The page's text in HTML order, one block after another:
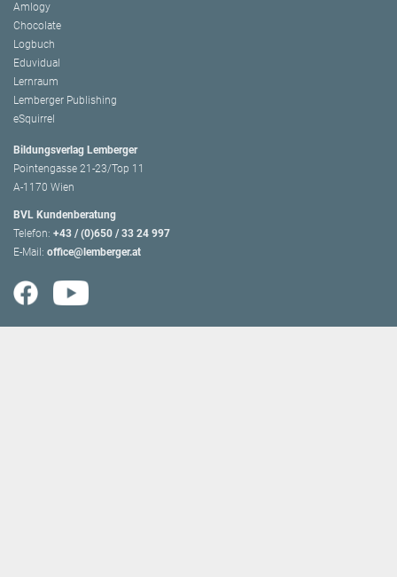
Amlogy
Chocolate
Logbuch
Eduvidual
Lernraum
Lemberger Publishing
eSquirrel
Bildungsverlag Lemberger
Pointengasse 21-23/Top 11
A-1170 Wien
BVL Kundenberatung
Telefon: +43 / (0)650 / 33 24 997
E-Mail: office@lemberger.at